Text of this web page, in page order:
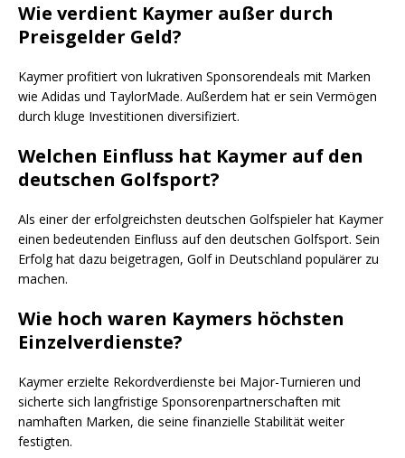
Wie verdient Kaymer außer durch
Preisgelder Geld?
Kaymer profitiert von lukrativen Sponsorendeals mit Marken
wie Adidas und TaylorMade. Außerdem hat er sein Vermögen
durch kluge Investitionen diversifiziert.
Welchen Einfluss hat Kaymer auf den
deutschen Golfsport?
Als einer der erfolgreichsten deutschen Golfspieler hat Kaymer
einen bedeutenden Einfluss auf den deutschen Golfsport. Sein
Erfolg hat dazu beigetragen, Golf in Deutschland populärer zu
machen.
Wie hoch waren Kaymers höchsten
Einzelverdienste?
Kaymer erzielte Rekordverdienste bei Major-Turnieren und
sicherte sich langfristige Sponsorenpartnerschaften mit
namhaften Marken, die seine finanzielle Stabilität weiter
festigten.